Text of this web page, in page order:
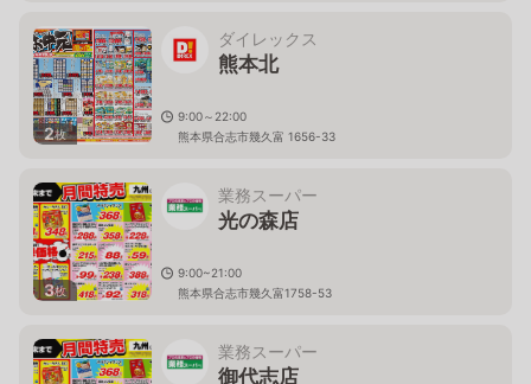
2枚
ダイレックス
熊本北
9:00～22:00
熊本県合志市幾久富 1656-33
3枚
業務スーパー
光の森店
9:00~21:00
熊本県合志市幾久富1758-53
業務スーパー
御代志店